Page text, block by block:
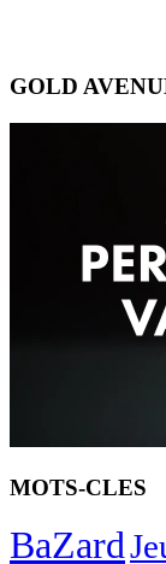
GOLD
MOTS-CLES
BaZard